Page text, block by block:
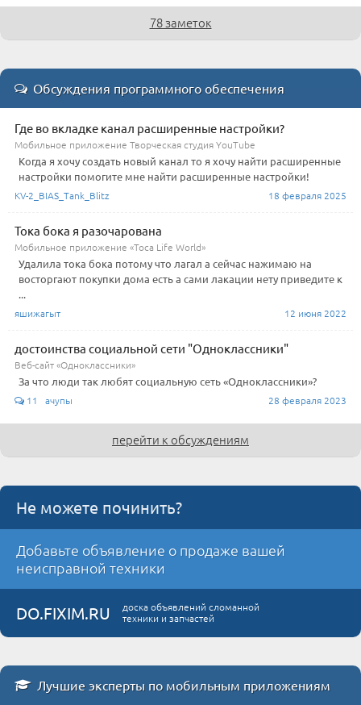
78 заметок
Обсуждения программного обеспечения
Где во вкладке канал расширенные настройки?
Мобильное приложение Творческая студия YouTube
Когда я хочу создать новый канал то я хочу найти расширенные
настройки помогите мне найти расширенные настройки!
KV-2_BIAS_Tank_Blitz 18 февраля 2025
Тока бока я разочарована
Мобильное приложение «Toca Life World»
Удалила тока бока потому что лагал а сейчас нажимаю на
восторгают покупки дома есть а сами лакации нету приведите к
...
яшижагыт 12 июня 2022
достоинства социальной сети "Одноклассники"
Веб-сайт «Одноклассники»
За что люди так любят социальную сеть «Одноклассники»?
11 ачупы 28 февраля 2023
перейти к обсуждениям
Не можете починить?
Добавьте объявление о продаже вашей
неисправной техники
DO.FIXIM.RU
доска объявлений сломанной
техники и запчастей
Лучшие эксперты по мобильным приложениям